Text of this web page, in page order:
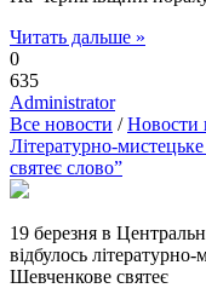
Читать дальше »
0
635
Administrator
Все новости /Новости
Літературно-
святеє слово”
19 березня в
відбулось
Шевченкове святеє